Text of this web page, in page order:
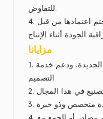
للتفاوض.
تم اعتمادها من قبل BSCI و TE، مع إجراءات صارمة
مزايانا
1. ودعم خدمة
التصميم
2.
3. متخصص وذو خبرة
4. يمكن لسلسلة التوريد الناضجة أن تدعم مصادر أو الجمع مع